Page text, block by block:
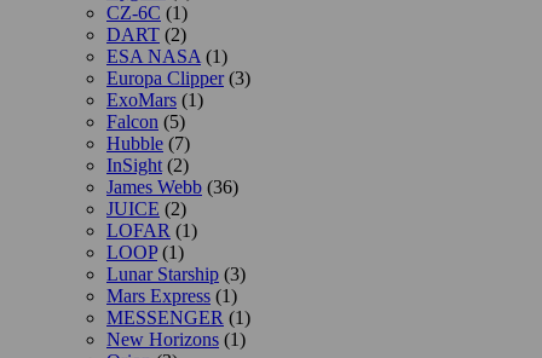
CZ-6C (1)
DART (2)
ESA NASA (1)
Europa Clipper(3)
ExoMars (1)
Falcon (5)
Hubble (7)
InSight (2)
James Webb (36)
JUICE (2)
LOFAR (1)
LOOP(1)
Lunar Starship (3)
Mars Express (1)
MESSENGER (1)
New Horizons (1)